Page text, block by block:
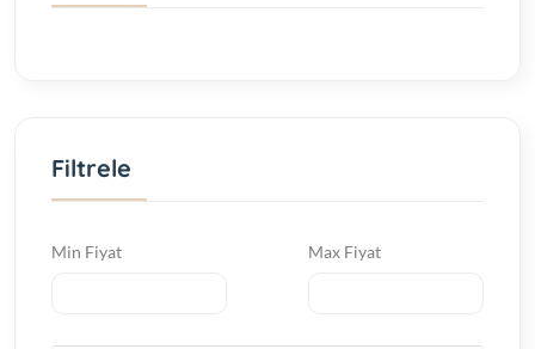
Filtrele
Min Fiyat Max Fiyat